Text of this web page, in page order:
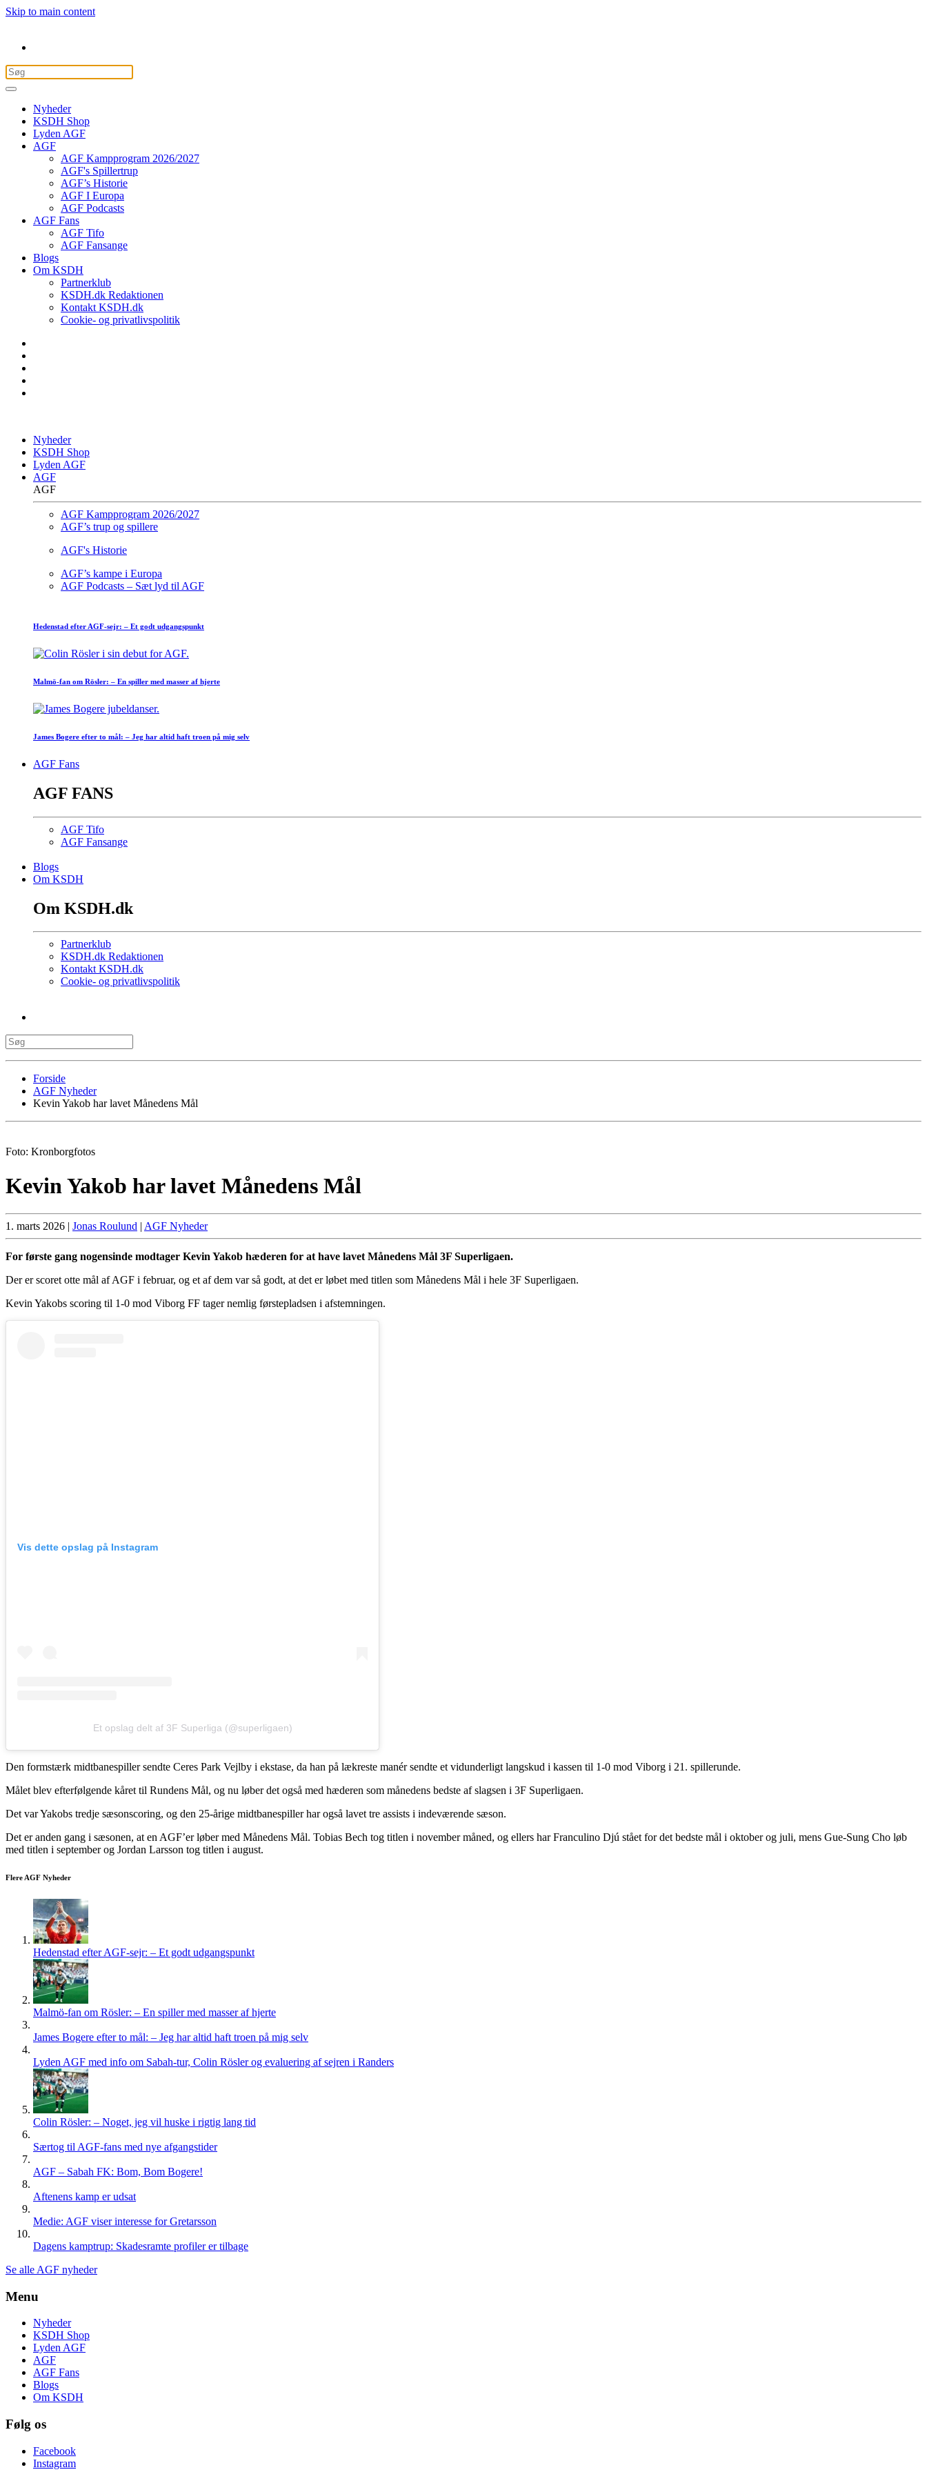
Skip to main content
Nyheder
KSDH Shop
Lyden AGF
AGF
AGF Kampprogram 2026/2027
AGF's Spillertrup
AGF’s Historie
AGF I Europa
AGF Podcasts
AGF Fans
AGF Tifo
AGF Fansange
Blogs
Om KSDH
Partnerklub
KSDH.dk Redaktionen
Kontakt KSDH.dk
Cookie- og privatlivspolitik
Nyheder
KSDH Shop
Lyden AGF
AGF
AGF
AGF Kampprogram 2026/2027
AGF’s trup og spillere
AGF's Historie
AGF’s kampe i Europa
AGF Podcasts – Sæt lyd til AGF
Hedenstad efter AGF-sejr: – Et godt udgangspunkt
Malmö-fan om Rösler: – En spiller med masser af hjerte
James Bogere efter to mål: – Jeg har altid haft troen på mig selv
AGF Fans
AGF FANS
AGF Tifo
AGF Fansange
Blogs
Om KSDH
Om KSDH.dk
Partnerklub
KSDH.dk Redaktionen
Kontakt KSDH.dk
Cookie- og privatlivspolitik
Forside
AGF Nyheder
Kevin Yakob har lavet Månedens Mål
Foto: Kronborgfotos
Kevin Yakob har lavet Månedens Mål
1. marts 2026 | Jonas Roulund | AGF Nyheder
For første gang nogensinde modtager Kevin Yakob hæderen for at have lavet Månedens Mål 3F Superligaen.
Der er scoret otte mål af AGF i februar, og et af dem var så godt, at det er løbet med titlen som Månedens Mål i hele 3F Superligaen.
Kevin Yakobs scoring til 1-0 mod Viborg FF tager nemlig førstepladsen i afstemningen.
Vis dette opslag på Instagram
Et opslag delt af 3F Superliga (@superligaen)
Den formstærk midtbanespiller sendte Ceres Park Vejlby i ekstase, da han på lækreste manér sendte et vidunderligt langskud i kassen til 1-0 mod Viborg i 21. spillerunde.
Målet blev efterfølgende kåret til Rundens Mål, og nu løber det også med hæderen som månedens bedste af slagsen i 3F Superligaen.
Det var Yakobs tredje sæsonscoring, og den 25-årige midtbanespiller har også lavet tre assists i indeværende sæson.
Det er anden gang i sæsonen, at en AGF’er løber med Månedens Mål. Tobias Bech tog titlen i november måned, og ellers har Franculino Djú stået for det bedste mål i oktober og juli, mens Gue-Sung Cho løb
med titlen i september og Jordan Larsson tog titlen i august.
Flere AGF Nyheder
Hedenstad efter AGF-sejr: – Et godt udgangspunkt
Malmö-fan om Rösler: – En spiller med masser af hjerte
James Bogere efter to mål: – Jeg har altid haft troen på mig selv
Lyden AGF med info om Sabah-tur, Colin Rösler og evaluering af sejren i Randers
Colin Rösler: – Noget, jeg vil huske i rigtig lang tid
Særtog til AGF-fans med nye afgangstider
AGF – Sabah FK: Bom, Bom Bogere!
Aftenens kamp er udsat
Medie: AGF viser interesse for Gretarsson
Dagens kamptrup: Skadesramte profiler er tilbage
Se alle AGF nyheder
Menu
Nyheder
KSDH Shop
Lyden AGF
AGF
AGF Fans
Blogs
Om KSDH
Følg os
Facebook
Instagram